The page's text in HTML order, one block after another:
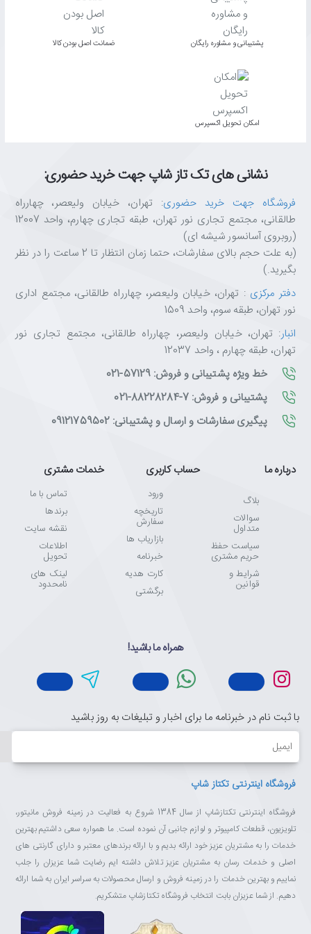
✅ ترکیب هنر دست‌ساز با تکنولوژی روز
تکتازشاپ فقط یک فروشگاه نیست—یه مقصد مطمئن برای عاشقان
تکنولوژی و انتخاب‌های هوشمندانه‌ست.
ضمانت اصالت کالا، مشاوره تخصصی، ارسال سریع و پشتیبانی واقعی
خیالت از خرید راحت باشه.
برات رقم بزنیم.
تکتازشاپ یعنی خرید با خیال راحت، انتخاب با اطمینان.????
پشتیبانی و مشاوره رایگان ﺿﻤﺎﻧﺖ اﺻﻞ ﺑﻮدن ﮐﺎﻟﺎ
اﻣﮑﺎن ﺗﺤﻮﯾﻞ اﮐﺴﭙﺮس
نشانی های تک تاز شاپ جهت خرید حضوری:
فروشگاه جهت خرید حضوری: تهران، خیابان ولیعصر، چهارراه
طالقانی، مجتمع تجاری نور تهران، طبقه تجاری چهارم، واحد 12007
(روبروی آسانسور شیشه ای)
(به علت حجم بالای سفارشات، حتما زمان انتظار تا 2 ساعت را در نظر
بگیرید.)
دفتر مرکزی : تهران، خیابان ولیعصر، چهارراه طالقانی، مجتمع اداری
نور تهران، طبقه سوم، واحد 1509
انبار: تهران، خیابان ولیعصر، چهارراه طالقانی، مجتمع تجاری نور
تهران، طبقه چهارم ، واحد 12037
خط ویژه پشتیبانی و فروش: 57129-021
پشتیبانی و فروش: 7-88228284-021
پیگیری سفارشات و ارسال و پشتیبانی: 09121759502
درباره ما
بلاگ
سوالات
متداول
سیاست حفظ
حریم مشتری
شرایط و
قوانین
حساب کاربری
ورود
تاریخچه
سفارش
بازاریاب ها
خبرنامه
کارت هدیه
برگشتی
خدمات مشتری
تماس با ما
برندها
نقشه سایت
اطلاعات
تحویل
لینک های
نامحدود
همراه ما باشید!
با ثبت نام در خبرنامه ما برای اخبار و تبلیغات به روز باشید
ایمیل
فروشگاه اینترنتی تکتاز شاپ
فروشگاه اینترنتی تکتازشاپ از سال 1384 شروع به فعالیت در زمینه فروش مانیتور،
تلویزیون، قطعات کامپیوتر و لوازم جانبی آن نموده است. ما همواره سعی داشتیم بهترین
خدمات را به مشتریان عزیز خود ارائه بدیم و با ارائه برندهای معتبر و دارای گارنتی های
اصلی و خدمات رسان به مشتریان عزیز تلاش داشته ایم رضایت شما عزیزان را جلب
نماییم و بهترین خدمات را در زمینه فروش و ارسال محصولات به سراسر ایران به شما ارائه
دهیم. از شما عزیزان بابت انتخاب فروشگاه تکتازشاپ متشکریم.